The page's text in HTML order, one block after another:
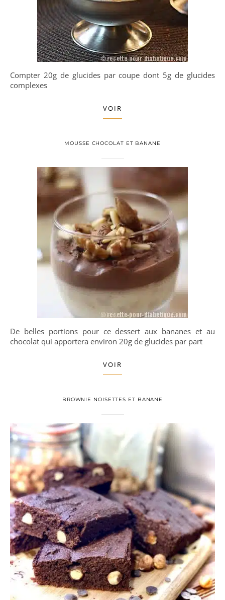
Compter 20g de glucides par coupe dont 5g de glucides
complexes
VOIR
MOUSSE CHOCOLAT ET BANANE
De belles portions pour ce dessert aux bananes et au
chocolat qui apportera environ 20g de glucides par part
VOIR
BROWNIE NOISETTES ET BANANE